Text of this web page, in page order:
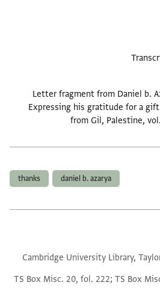
Letter fragment from Daniel b.
Expressing his gratitude for a
from Gil, Palestine,
daniel b. azarya
thanks
Cambridge University Library,
TS Box Misc. 20, fol. 222; TS Box